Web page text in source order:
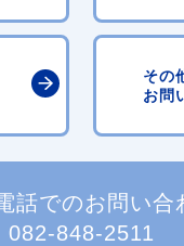
その
お問
話でのお問い合
082-848-2511